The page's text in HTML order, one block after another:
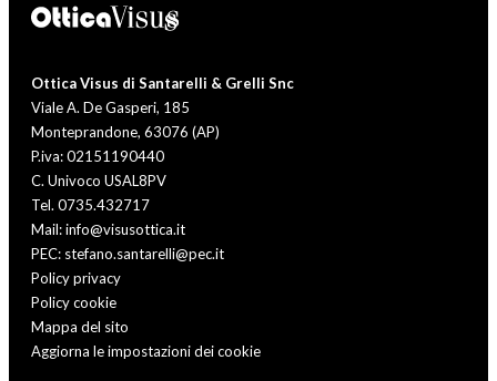
Ottica Visus di Santarelli & Grelli Snc
Viale A. De Gasperi, 185
Monteprandone, 63076 (AP)
P.iva: 02151190440
C. Univoco USAL8PV
Tel. 0735.432717
Mail: info@visusottica.it
PEC: stefano.santarelli@pec.it
Policy privacy
Policy cookie
Mappa del sito
Aggiorna le impostazioni dei cookie